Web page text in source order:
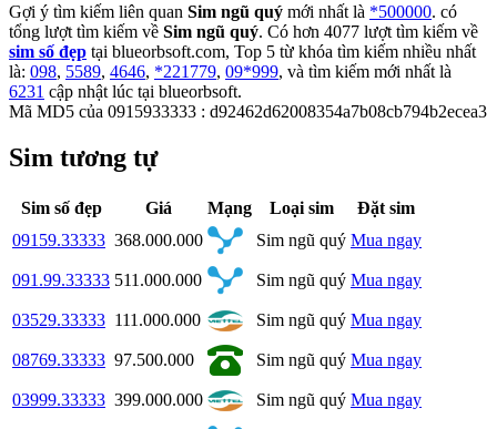
Gợi ý tìm kiếm liên quan Sim ngũ quý mới nhất là *500000. có
tổng lượt tìm kiếm về Sim ngũ quý. Có hơn 4077 lượt tìm kiếm về
sim số đẹp tại blueorbsoft.com, Top 5 từ khóa tìm kiếm nhiều nhất
là: 098, 5589, 4646, *221779, 09*999, và tìm kiếm mới nhất là
6231 cập nhật lúc tại blueorbsoft.
Mã MD5 của 0915933333 : d92462d62008354a7b08cb794b2ecea3
Sim tương tự
Sim số đẹp Giá Mạng Loại sim
Đặt sim
09159.33333 368.000.000 Sim ngũ quý Mua ngay
091.99.33333 511.000.000 Sim ngũ quý Mua ngay
03529.33333 111.000.000 Sim ngũ quý Mua ngay
08769.33333 97.500.000 Sim ngũ quý Mua ngay
03999.33333 399.000.000 Sim ngũ quý Mua ngay